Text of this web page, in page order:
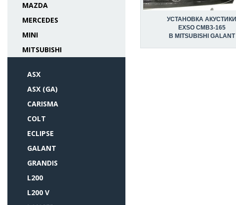
MAZDA
MERCEDES
MINI
MITSUBISHI
ASX
ASX (GA)
CARISMA
COLT
ECLIPSE
GALANT
GRANDIS
L200
L200 V
УСТАНОВКА АКУСТИКИ
EXSO CMB3-165
В MITSUBISHI GALANT